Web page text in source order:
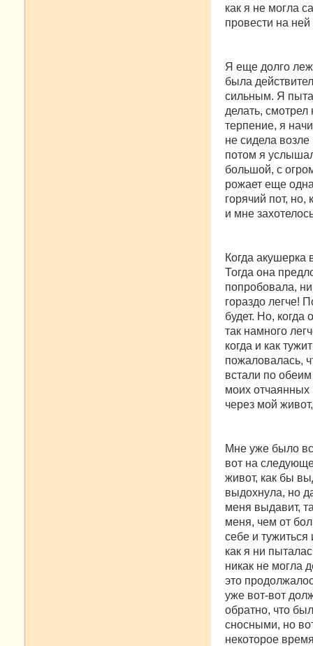
как я не могла
провести на
Я еще долго
была
сильным. Я
делать,
терпение, я
не сидела
потом я
большой, с
рожает еще
горячий пот,
и мне
Когда акушерка
Тогда она
попробовала,
гораздо легче!
будет. Но,
так намного
когда и как
пожаловалась,
встали по
моих отчаянных
через мой
Мне уже было
вот на
живот, как бы
выдохнула, но
меня выдавит,
меня, чем от
себе и тужиться
как я ни
никак не могла
это
уже вот-вот
обратно, что
сносными, но
некоторое